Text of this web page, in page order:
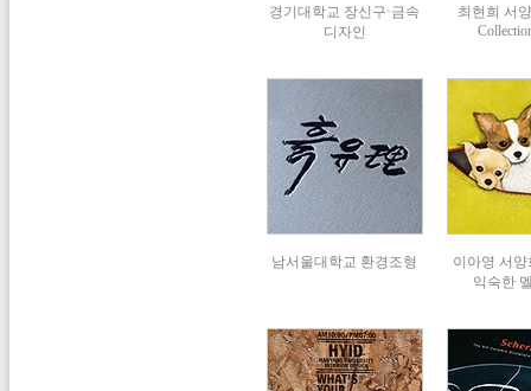
경기대학교 장신구·금속
디자인
최현희 서
남서울대학교 환경조형
이아영 서
익숙한